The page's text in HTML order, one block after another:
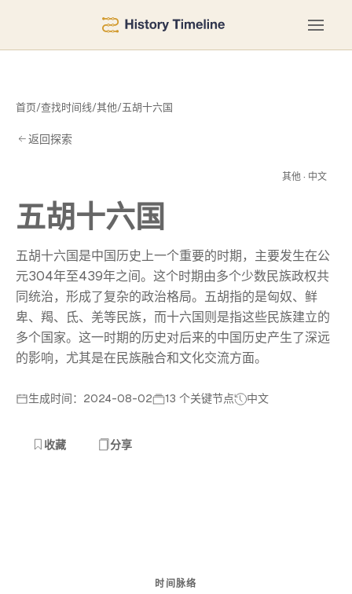
首页/查找时间线/其他/五胡十六国
返回探索
其他 · 中文
五胡十六国
五胡十六国是中国历史上一个重要的时期，主要发生在公
元304年至439年之间。这个时期由多个少数民族政权共
同统治，形成了复杂的政治格局。五胡指的是匈奴、鲜
卑、羯、氐、羌等民族，而十六国则是指这些民族建立的
多个国家。这一时期的历史对后来的中国历史产生了深远
的影响，尤其是在民族融合和文化交流方面。
生成时间：2024-08-02 13 个关键节点 中文
收藏 分享
时间脉络